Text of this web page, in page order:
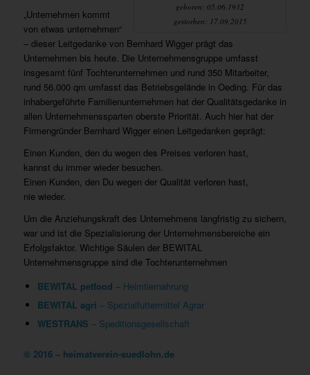
geboren: 05.06.1932
gestorben: 17.09.2015
„Unternehmen kommt
von etwas unternehmen“
– dieser Leitgedanke von Bernhard Wigger prägt das
Unternehmen bis heute. Die Unternehmensgruppe umfasst
insgesamt fünf Tochterunternehmen und rund 350 Mitarbeiter,
rund 56.000 qm umfasst das Betriebsgelände in Oeding. Für das
inhabergeführte Familienunternehmen hat der Qualitätsgedanke in
allen Unternehmenssparten oberste Priorität. Auch hier hat der
Firmengründer Bernhard Wigger einen Leitgedanken geprägt:
Einen Kunden, den du wegen des Preises verloren hast,
kannst du immer wieder besuchen.
Einen Kunden, den Du wegen der Qualität verloren hast,
nie wieder.
Um die Anziehungskraft des Unternehmens langfristig zu sichern,
war und ist die Spezialisierung der Unternehmensbereiche ein
Erfolgsfaktor. Wichtige Säulen der BEWITAL
Unternehmensgruppe sind die Tochterunternehmen
BEWITAL petfood – Heimtiernahrung
BEWITAL agri – Spezialfuttermittel Agrar
WESTRANS – Speditionsgesellschaft
© 2016 – heimatverein-suedlohn.de